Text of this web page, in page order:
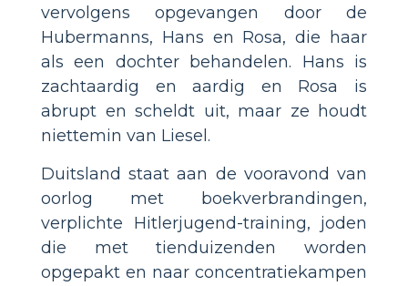
vervolgens opgevangen door de
Hubermanns, Hans en Rosa, die haar
als een dochter behandelen. Hans is
zachtaardig en aardig en Rosa is
abrupt en scheldt uit, maar ze houdt
niettemin van Liesel.
Duitsland staat aan de vooravond van
oorlog met boekverbrandingen,
verplichte Hitlerjugend-training, joden
die met tienduizenden worden
opgepakt en naar concentratiekampen